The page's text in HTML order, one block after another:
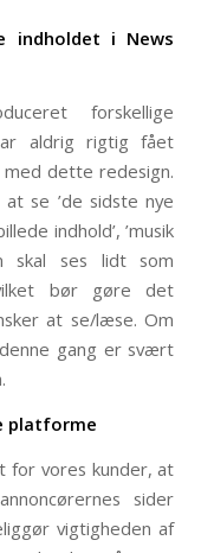
indholdet i News
forskellige
aldrig rigtig fået
dette redesign.
se ’de sidste nye
indhold’, ’musik
skal ses lidt som
bør gøre det
at se/læse. Om
gang er svært
platforme
for vores kunder, at
sider
vigtigheden af